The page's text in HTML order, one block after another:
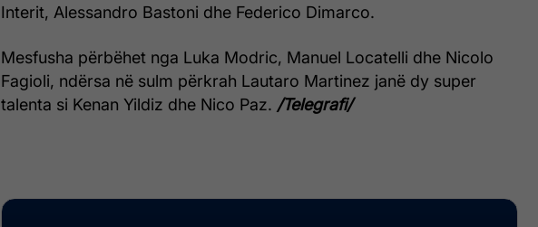
Interit, Alessandro Bastoni dhe Federico Dimarco.
Mesfusha përbëhet nga Luka Modric, Manuel Locatelli dhe Nicolo
Fagioli, ndërsa në sulm përkrah Lautaro Martinez janë dy super
talenta si Kenan Yildiz dhe Nico Paz. /Telegrafi/